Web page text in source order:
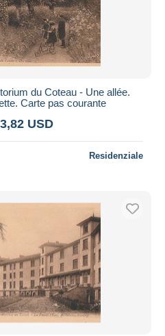
du Coteau - Une allée.
Carte pas courante
USD
Residenziale